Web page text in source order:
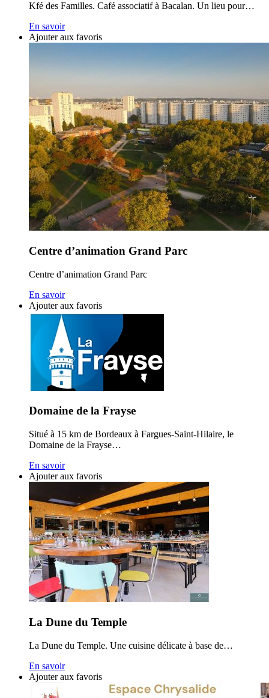
Kfé des Familles. Café associatif à Bacalan. Un lieu pour…
En savoir
Ajouter aux favoris
Centre d’animation Grand Parc
Centre d’animation Grand Parc
En savoir
Ajouter aux favoris
Domaine de la Frayse
Situé à 15 km de Bordeaux à Fargues-Saint-Hilaire, le
Domaine de la Frayse…
En savoir
Ajouter aux favoris
La Dune du Temple
La Dune du Temple. Une cuisine délicate à base de…
En savoir
Ajouter aux favoris